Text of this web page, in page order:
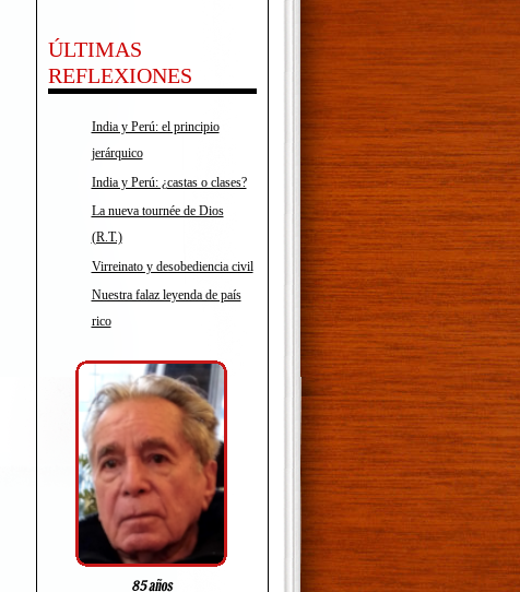
ÚLTIMAS
REFLEXIONES
India y Perú: el principio
jerárquico
India y Perú: ¿castas o clases?
La nueva tournée de Dios
(R.T.)
Virreinato y desobediencia civil
Nuestra falaz leyenda de país
rico